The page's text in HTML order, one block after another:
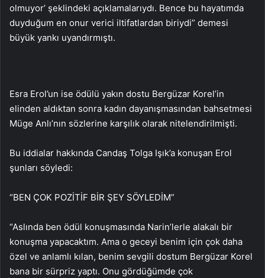
olmuyor’ şeklindeki açıklamalarıydı. Bence bu hayatımda
duyduğum en onur verici iltifatlardan biriydi” demesi
büyük yankı uyandırmıştı.
Esra Erol’un ise ödülü yakın dostu Bergüzar Korel’in
elinden aldıktan sonra kadın dayanışmasından bahsetmesi
Müge Anlı’nın sözlerine karşılık olarak nitelendirilmişti.
Bu iddialar hakkında Candaş Tolga Işık’a konuşan Erol
şunları söyledi:
“BEN ÇOK POZİTİF BİR ŞEY SÖYLEDİM”
“Aslında ben ödül konuşmasında Narin’lerle alakalı bir
konuşma yapacaktım. Ama o geceyi benim için çok daha
özel ve anlamlı kılan, benim sevgili dostum Bergüzar Korel
bana bir sürpriz yaptı. Onu gördüğümde çok